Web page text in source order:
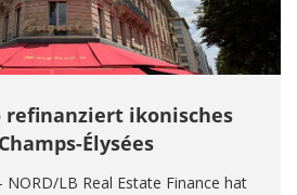
refinanziert ikonisches
Élysées
LB Real Estate Finance hat